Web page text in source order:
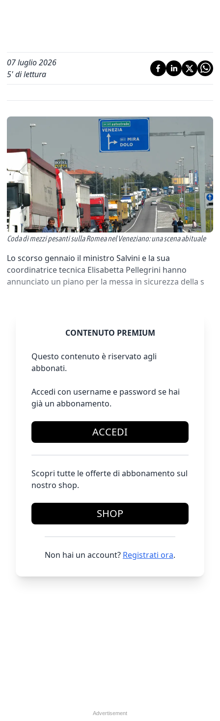
07 luglio 2026
5' di lettura
Coda di mezzi pesanti sulla Romea nel Veneziano: una scena abituale
Lo scorso gennaio il ministro Salvini e la sua
coordinatrice tecnica Elisabetta Pellegrini hanno
annunciato un piano per la messa in sicurezza della s
CONTENUTO PREMIUM
Questo contenuto è riservato agli
abbonati.
Accedi con username e password se hai
già un abbonamento.
ACCEDI
Scopri tutte le offerte di abbonamento sul
nostro shop.
SHOP
Non hai un account? Registrati ora.